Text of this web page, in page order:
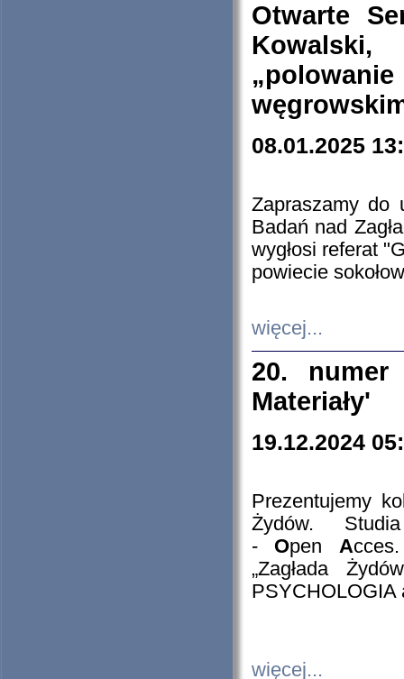
Otwarte
08.01.2025
Zapraszamy do
Badań nad
wygłosi referat
powiecie
więcej...
20. numer
Materiały'
19.12.2024
Prezentujemy
Żydów.
- Open A
„Zagłada
PSYCHOLOGIA
więcej...